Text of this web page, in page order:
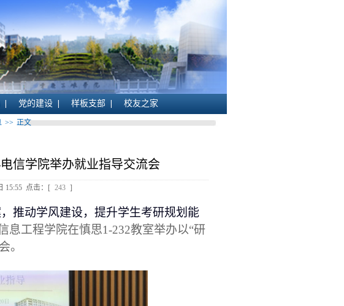
党的建设 样板支部 校友之家
>> 正文
信学院举办就业指导交流会
15:55 点击：[ 243 ]
推动学风建设，提升学生考研规划能
息工程学院在慎思1-232教室举办以“研
。